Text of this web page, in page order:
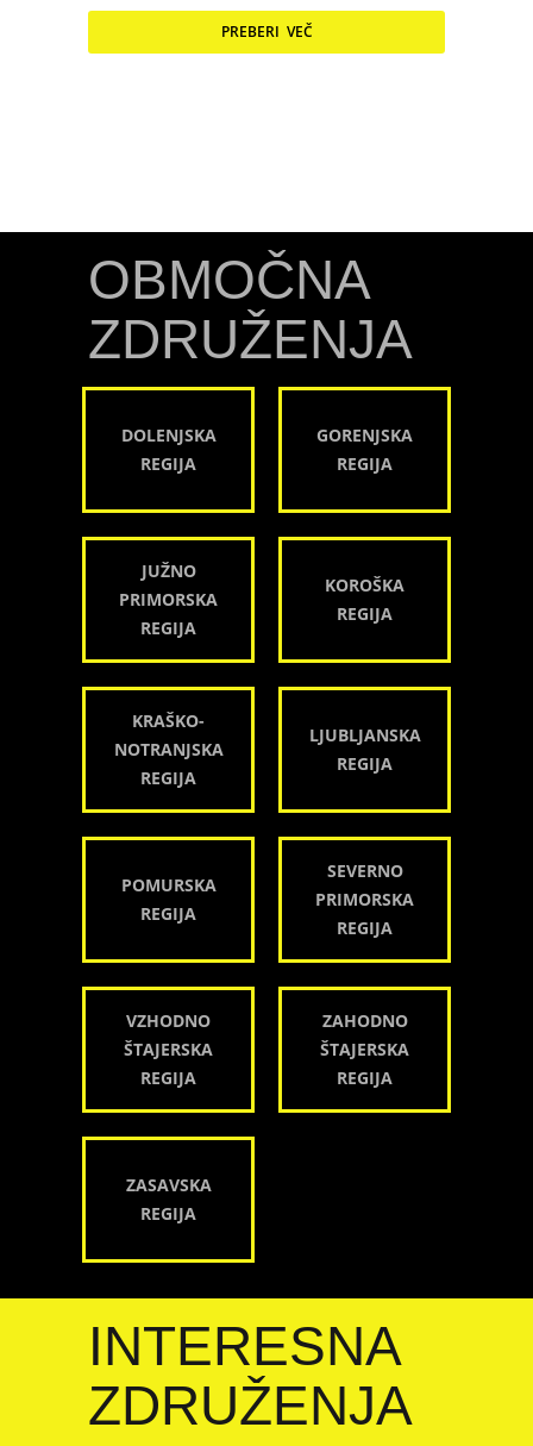
PREBERI VEČ
OBMOČNA
ZDRUŽENJA
DOLENJSKA
REGIJA
GORENJSKA
REGIJA
JUŽNO
PRIMORSKA
REGIJA
KOROŠKA
REGIJA
KRAŠKO-
NOTRANJSKA
REGIJA
LJUBLJANSKA
REGIJA
POMURSKA
REGIJA
SEVERNO
PRIMORSKA
REGIJA
VZHODNO
ŠTAJERSKA
REGIJA
ZAHODNO
ŠTAJERSKA
REGIJA
ZASAVSKA
REGIJA
INTERESNA
ZDRUŽENJA